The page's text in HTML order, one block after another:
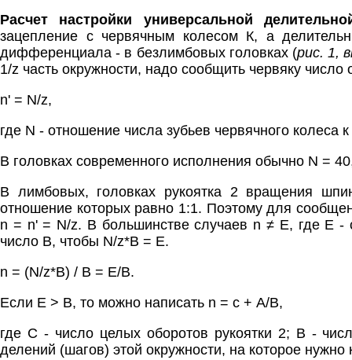
Расчет настройки универсальной
зацепление с червячным колесом К, а
дифференциала - в безлимбовых головках (рис. 1,
1/z часть окружности, надо сообщить червяку
n' = N/z,
где N - отношение числа зубьев червячного колеса
В головках современного исполнения обычно N =
В лимбовых, головках рукоятка 2 вращения
отношение которых равно 1:1. Поэтому для
n = n' = N/z. В большинстве случаев n ≠ E, где Е -
число B, чтобы N/z*B = Е.
n = (N/z*B) / B = E/B.
Если E > В, то можно написать n = c + А/В,
где С - число целых оборотов рукоятки 2; В -
делений (шагов) этой окружности, на которое